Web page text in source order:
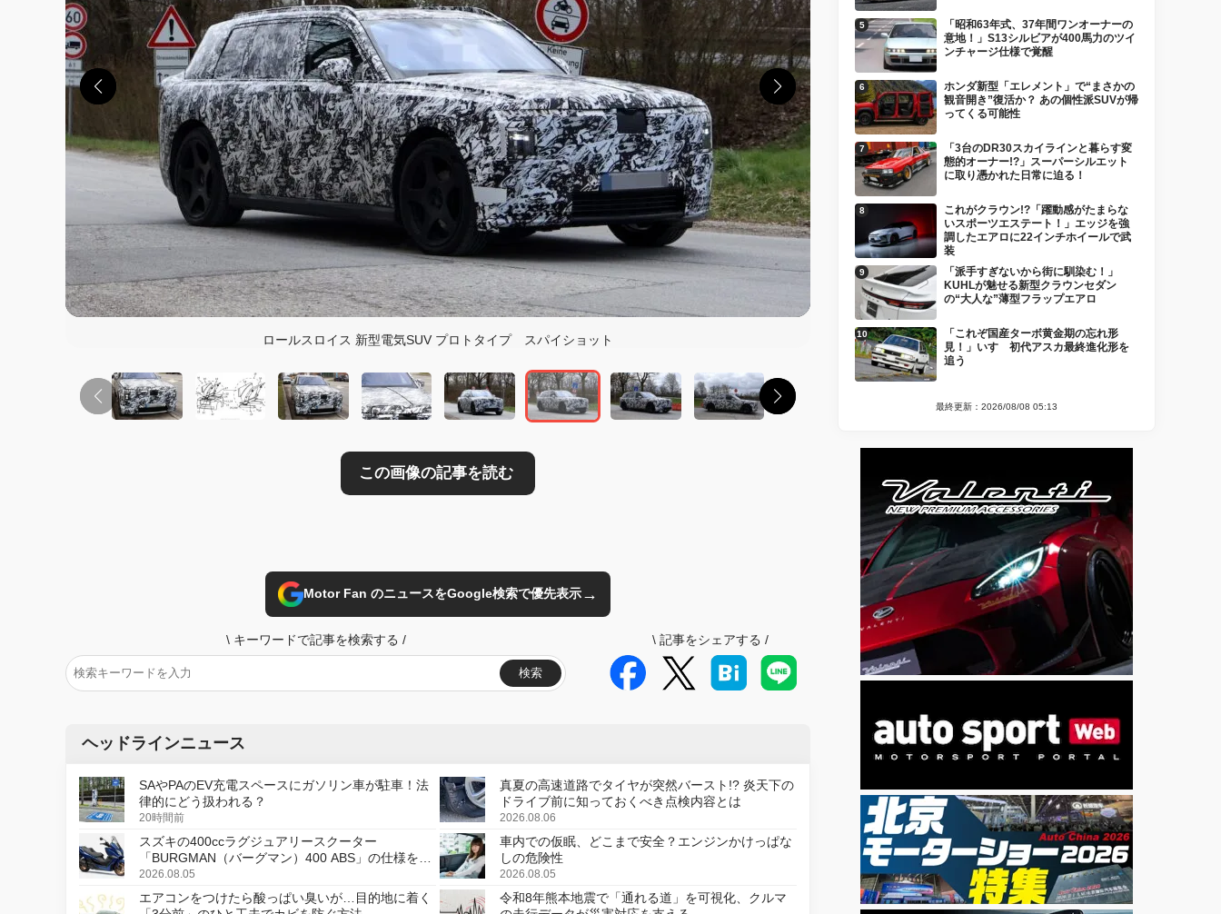
ロールスロイス 新型電気SUV プロトタイプ スパイショット
この画像の記事を読む
Motor Fan のニュースをGoogle検索で優先表示→
\ キーワードで記事を検索する /
検索
\ 記事をシェアする /
ヘッドラインニュース
SAやPAのEV充電スペースにガソリン車が駐車！法
律的にどう扱われる？
20時間前
真夏の高速道路でタイヤが突然バースト!? 炎天下の
ドライブ前に知っておくべき点検内容とは
2026.08.06
スズキの400ccラグジュアリースクーター
「BURGMAN（バーグマン）400 ABS」の仕様を変
更し、8月18日に発売
2026.08.05
車内での仮眠、どこまで安全？エンジンかけっぱな
しの危険性
2026.08.05
エアコンをつけたら酸っぱい臭いが…目的地に着く
令和8年熊本地震で「通れる道」を可視化、クルマ
「昭和63年式、37年間ワンオーナーの
意地！」S13シルビアが400馬力のツイ
ンチャージ仕様で覚醒
ホンダ新型「エレメント」で“まさかの
観音開き”復活か？ あの個性派SUVが帰
ってくる可能性
「3台のDR30スカイラインと暮らす変
態的オーナー!?」スーパーシルエット
に取り憑かれた日常に迫る！
これがクラウン!?「躍動感がたまらな
いスポーツエステート！」エッジを強
調したエアロに22インチホイールで武
装
「派手すぎないから街に馴染む！」
KUHLが魅せる新型クラウンセダン
の“大人な”薄型フラップエアロ
「これぞ国産ターボ黄金期の忘れ形
見！」いすゞ初代アスカ最終進化形を
追う
最終更新：2026/08/08 05:13